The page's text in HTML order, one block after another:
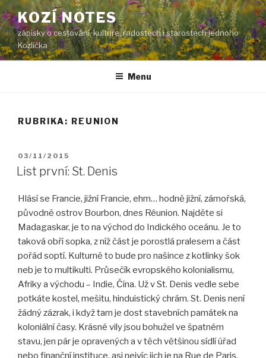
Přejít
k
obsahu
webu
KOZÍ NOTES
zápisky o cestování, kultuře, radostech i starostech jednoho
Kozlíčka
Menu
RUBRIKA: REUNION
PUBLIKOVÁNO
03/11/2015
List první: St. Denis
Hlásí se Francie, jižní Francie, ehm… hodně jižní, zámořská,
původně ostrov Bourbon, dnes Réunion. Najděte si
Madagaskar, je to na východ do Indického oceánu. Je to
taková obří sopka, z níž část je porostlá pralesem a část
pořád soptí. Kulturně to bude pro našince z kotlinky šok
neb je to multikulti. Průsečík evropského kolonialismu,
Afriky a východu – Indie, Čína. Už v St. Denis vedle sebe
potkáte kostel, mešitu, hinduistický chrám. St. Denis není
žádný zázrak, i když tam je dost stavebních památek na
koloniální časy. Krásné vily jsou bohužel ve špatném
stavu, jen pár je opravených a v těch většinou sídlí úřad
nebo finanční instituce, asi nejvíc jich je na Rue de Paris,